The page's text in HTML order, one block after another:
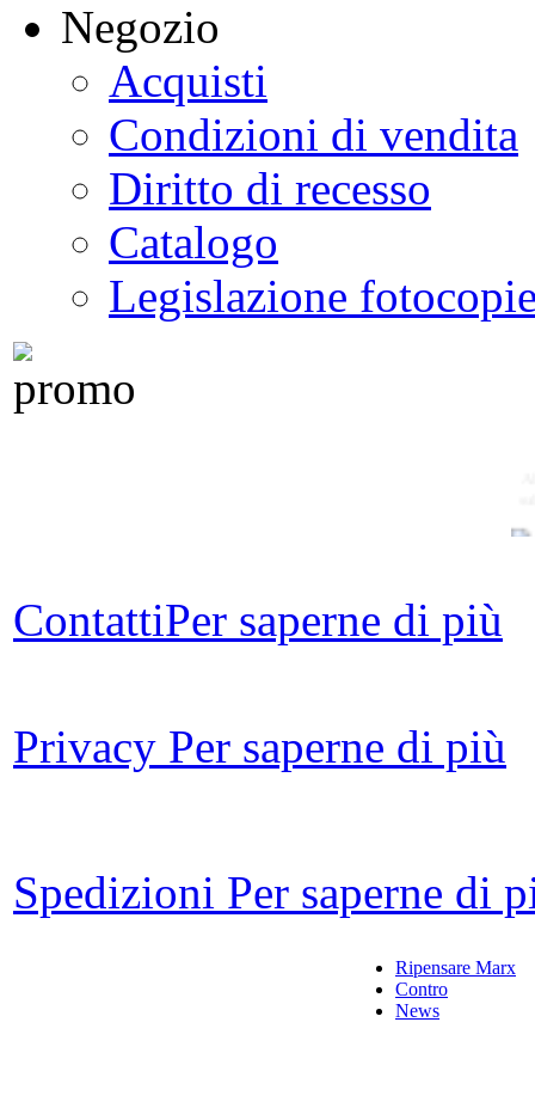
Negozio
Acquisti
Condizioni di vendita
Diritto di recesso
Catalogo
Legislazione
I
ContattiPer saperne di più
Privacy Per saperne di più
Spedizioni Per saperne di
Ripensare Marx
Contro
News